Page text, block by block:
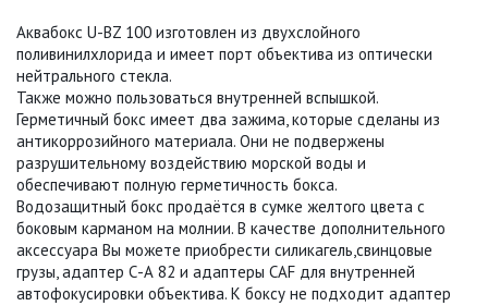
Аквабокс U-BZ 100 изготовлен из двухслойного
поливинилхлорида и имеет порт объектива из оптически
нейтрального стекла.
Также можно пользоваться внутренней вспышкой.
Герметичный бокс имеет два зажима, которые сделаны из
антикоррозийного материала. Они не подвержены
разрушительному воздействию морской воды и
обеспечивают полную герметичность бокса.
Водозащитный бокс продаётся в сумке желтого цвета с
боковым карманом на молнии. В качестве дополнительного
аксессуара Вы можете приобрести силикагель,cвинцовые
грузы, адаптер С-А 82 и адаптеры CAF для внутренней
автофокусировки объектива. К боксу не подходит адаптер